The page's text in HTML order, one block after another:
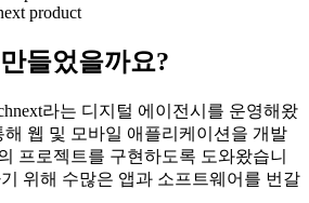
들었을까요?
라는 디지털 에이전시를 운영해왔
웹 및 모바일 애플리케이션을 개발
프로젝트를 구현하도록 도와왔습니
위해 수많은 앱과 소프트웨어를 번갈